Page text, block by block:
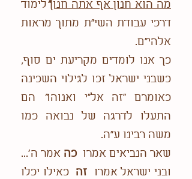
מה הוא חנון אף אתה חנון"לימוד
דרכי עבודת השי"ת מתוך מראות
אלהי"ם.
כך אנו לומדים מקריעת ים סוף,
כשבני ישראל זכו לגילוי השכינה
כאומרם "זה אל"י ואנוהו"
הם
התעלו לדרגה של נבואה כמו
משה רבינו ע"ה.
שאר הנביאים אמרו כה אמר ה'...
ובני ישראל אמרו
זה כאילו יכלו